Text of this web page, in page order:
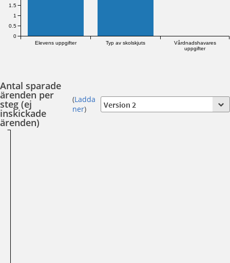
Elevens uppgifter Typ av skolskjuts
Vårdnadshavares
uppgifter
0
0.5
1
1.5
Antal sparade
ärenden per
steg (ej
inskickade
ärenden)
(Ladda
ner)